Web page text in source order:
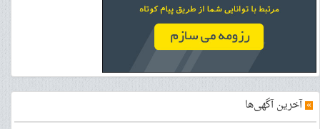
»آخرین آگهی‌ها